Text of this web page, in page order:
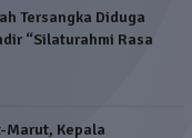
Tersangka Diduga
“Silaturahmi Rasa
Marut, Kepala